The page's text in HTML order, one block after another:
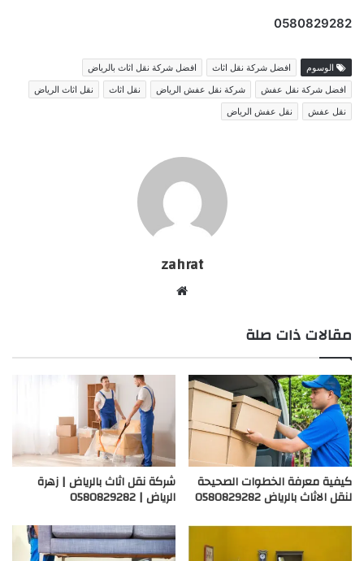
0580829282
الوسوم افضل شركة نقل اثاث
افضل شركة نقل اثاث بالرياض
افضل شركة نقل عفش
شركة نقل عفش الرياض نقل اثاث
نقل اثاث الرياض
نقل عفش
نقل عفش الرياض
zahrat
ا
ل
ب
مقالات ذات صلة
كيفية معرفة الخطوات الصحيحة
لنقل الاثاث بالرياض 0580829282
شركة نقل اثاث بالرياض | زهرة
الرياض | 0580829282